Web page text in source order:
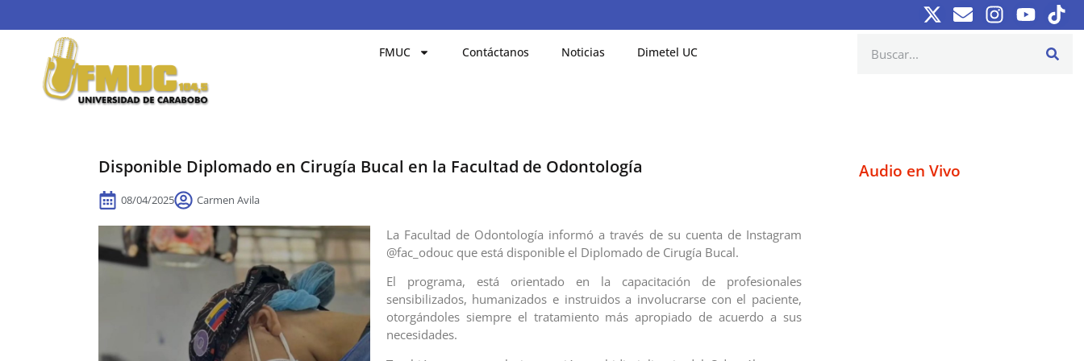
FMUC Contáctanos Noticias Dimetel UC
Disponible Diplomado en Cirugía Bucal en la Facultad de Odontología
08/04/2025 Carmen Avila
La Facultad de Odontología informó a través de su cuenta de Instagram
@fac_odouc que está disponible el Diplomado de Cirugía Bucal.
El programa, está orientado en la capacitación de profesionales
sensibilizados, humanizados e instruidos a involucrarse con el paciente,
otorgándoles siempre el tratamiento más apropiado de acuerdo a sus
necesidades.
Audio en Vivo